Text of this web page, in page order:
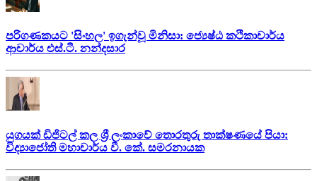
පරිගණකයට 'සිංහල' ඉගැන්වූ මිනිසා: ජ්‍යෙෂ්ඨ කථිකාචාර්ය
ආචාර්ය එස්.ටී. නන්දසාර
යුගයක් ඩිජිටල් කල ශ්‍රී ලංකාවේ තොරතුරු තාක්ෂණයේ පියා:
විද්‍යාජෝති මහාචාර්ය වී. කේ. සමරනායක